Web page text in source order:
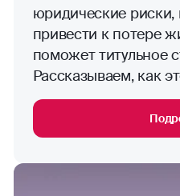
Защититься от
поможет ипотечное
недвижимости.
работает.